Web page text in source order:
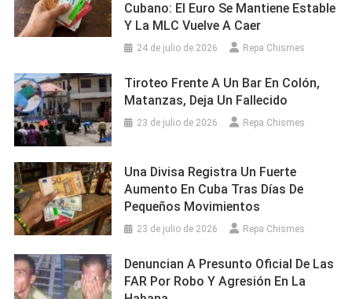
Cubano: El Euro Se Mantiene Estable
Y La MLC Vuelve A Caer
24 de julio de 2026 Repa Chismes
Tiroteo Frente A Un Bar En Colón,
Matanzas, Deja Un Fallecido
23 de julio de 2026 Repa Chismes
Una Divisa Registra Un Fuerte
Aumento En Cuba Tras Días De
Pequeños Movimientos
23 de julio de 2026 Repa Chismes
Denuncian A Presunto Oficial De Las
FAR Por Robo Y Agresión En La